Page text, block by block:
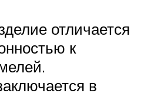
отличается
к
в